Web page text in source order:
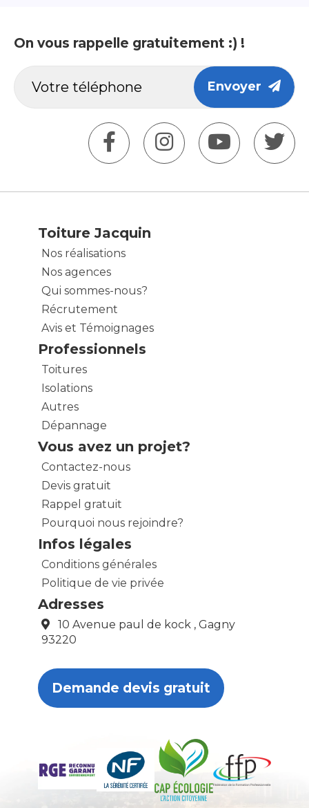
On vous rappelle gratuitement :) !
Envoyer
Toiture Jacquin
Nos réalisations
Nos agences
Qui sommes-nous?
Récrutement
Avis et Témoignages
Professionnels
Toitures
Isolations
Autres
Dépannage
Vous avez un projet?
Contactez-nous
Devis gratuit
Rappel gratuit
Pourquoi nous rejoindre?
Infos légales
Conditions générales
Politique de vie privée
Adresses
10 Avenue paul de kock , Gagny
93220
Demande devis gratuit